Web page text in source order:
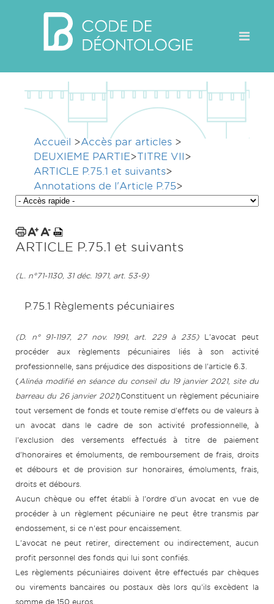
Accueil >Accès par articles >
DEUXIEME PARTIE>TITRE VII>
ARTICLE P.75.1 et suivants>
Annotations de l'Article P.75>
ARTICLE P.75.1 et suivants
(L. n°71-1130, 31 déc. 1971, art. 53-9)
P.75.1 Règlements pécuniaires
(D. n° 91-1197, 27 nov. 1991, art. 229 à 235)L'avocat peut
procéder aux règlements pécuniaires liés à son activité
professionnelle, sans préjudice des dispositions de l'article 6.3.
(Alinéa modifié en séance du conseil du 19 janvier 2021, site du
barreau du 26 janvier 2021)Constituent un règlement pécuniaire
tout versement de fonds et toute remise d'effets ou de valeurs à
un avocat dans le cadre de son activité professionnelle, à
l'exclusion des versements effectués à titre de paiement
d'honoraires et émoluments, de remboursement de frais, droits
et débours et de provision sur honoraires, émoluments, frais,
droits et débours.
Aucun chèque ou effet établi à l'ordre d'un avocat en vue de
procéder à un règlement pécuniaire ne peut être transmis par
endossement, si ce n'est pour encaissement.
L'avocat ne peut retirer, directement ou indirectement, aucun
profit personnel des fonds qui lui sont confiés.
Les règlements pécuniaires doivent être effectués par chèques
ou virements bancaires ou postaux dès lors qu'ils excèdent la
somme de 150 euros.